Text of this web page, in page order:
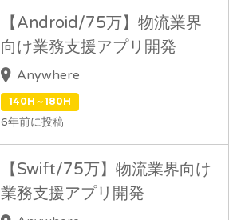
【Android/75万】物流業界
向け業務支援アプリ開発
Anywhere
140H～180H
6年前に投稿
【Swift/75万】物流業界向け
業務支援アプリ開発